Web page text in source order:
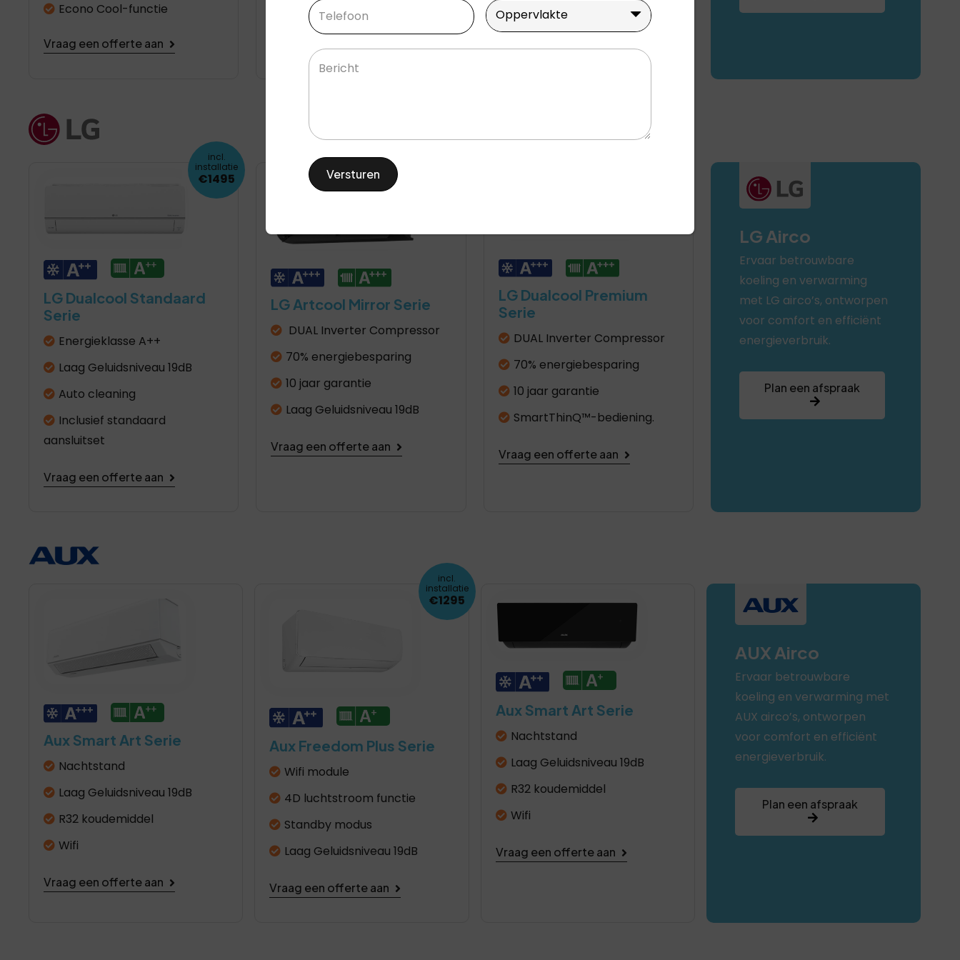
Econo Cool-functie
Vraag een offerte aan
Vraag een offerte aan
Moderne designs
Vraag een offerte aan
LG Dualcool Standaard
Serie
Energieklasse A++
Laag Geluidsniveau 19dB
Auto cleaning
Inclusief standaard
aansluitset
Vraag een offerte aan
incl.
installatie
€1495
LG Artcool Mirror Serie
DUAL Inverter Compressor
70% energiebesparing
10 jaar garantie
Laag Geluidsniveau 19dB
Vraag een offerte aan
LG Dualcool Premium
Serie
DUAL Inverter Compressor
70% energiebesparing
10 jaar garantie
SmartThinQ™-bediening.
Vraag een offerte aan
LG Airco
Ervaar betrouwbare
koeling en verwarming
met LG airco’s, ontworpen
voor comfort en efficiënt
energieverbruik.
Plan een afspraak
Aux Smart Art Serie
Nachtstand
Laag Geluidsniveau 19dB
R32 koudemiddel
Wifi
Vraag een offerte aan
Aux Freedom Plus Serie
Wifi module
4D luchtstroom functie
Standby modus
Laag Geluidsniveau 19dB
Vraag een offerte aan
incl.
installatie
€1295
Aux Smart Art Serie
Nachtstand
Laag Geluidsniveau 19dB
R32 koudemiddel
Wifi
Vraag een offerte aan
AUX Airco
Ervaar betrouwbare
koeling en verwarming met
AUX airco’s, ontworpen
voor comfort en efficiënt
energieverbruik.
Plan een afspraak
Telefoon Oppervlakte
Oppervlakte
Bericht